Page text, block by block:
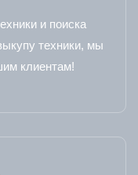
и поиска
техники, мы
клиентам!